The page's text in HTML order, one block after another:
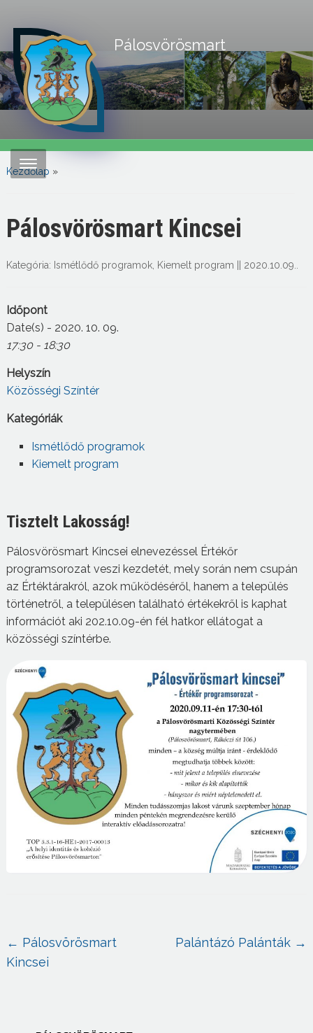
Pálosvörösmart
Kezdőlap »
Pálosvörösmart Kincsei
Kategória: Ismétlődő programok, Kiemelt program 2020.10.09.
Időpont
Date(s) - 2020. 10. 09.
17:30 - 18:30
Helyszín
Közösségi Színtér
Kategóriák
Ismétlődő programok
Kiemelt program
Tisztelt Lakosság!
Pálosvörösmart Kincsei elnevezéssel Értékőr
programsorozat veszi kezdetét, mely során nem csupán
az Értéktárakról, azok működéséről, hanem a település
történetről, a településen található értékekről is kaphat
információt aki 202.10.09-én fél hatkor ellátogat a
közösségi színtérbe.
← Pálosvörösmart
Kincsei
Palántázó Palánták →